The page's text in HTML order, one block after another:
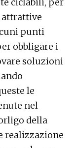
attrattive
punti
obbligare i
soluzioni
le
nel
della
realizzazione